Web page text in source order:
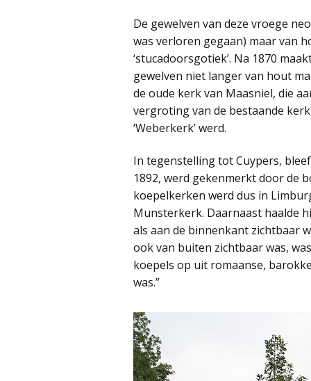
De gewelven van deze vroege
was verloren gegaan) maar van
‘stucadoorsgotiek’. Na 1870
gewelven niet langer van hout
de oude kerk van Maasniel, die
vergroting van de bestaande
‘Weberkerk’ werd.
In tegenstelling tot Cuypers,
1892, werd gekenmerkt door de
koepelkerken werd dus in
Munsterkerk. Daarnaast haalde
als aan de binnenkant zichtbaar
ook van buiten zichtbaar was,
koepels op uit romaanse,
was.”